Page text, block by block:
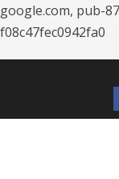
google.com, pub-
f08c47fec0942fa0